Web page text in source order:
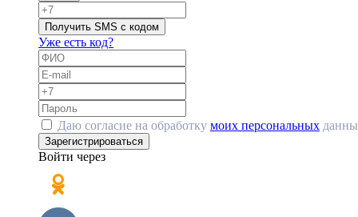
Получить SMS с кодом
Уже есть код?
Даю согласие на обработку моих персональных
Зарегистрироваться
Войти через